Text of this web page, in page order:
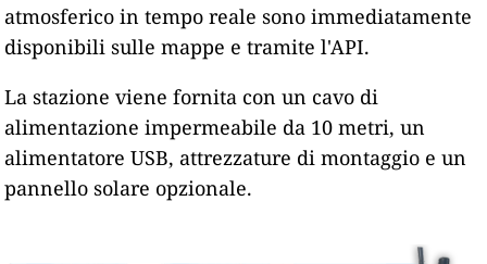
atmosferico in tempo reale sono immediatamente
disponibili sulle mappe e tramite l'API.
La stazione viene fornita con un cavo di
alimentazione impermeabile da 10 metri, un
alimentatore USB, attrezzature di montaggio e un
pannello solare opzionale.